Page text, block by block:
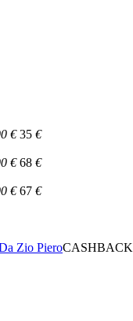
€ 35 €
€ 68 €
€ 67 €
Zio PieroCASHBACK